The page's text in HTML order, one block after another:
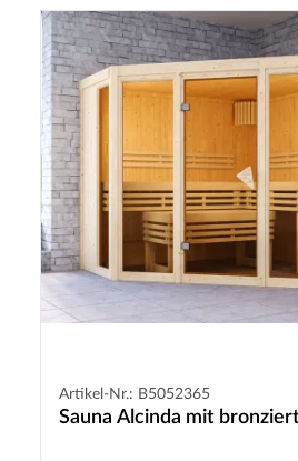
Artikel-Nr.: B5052365
Sauna Alcinda mit